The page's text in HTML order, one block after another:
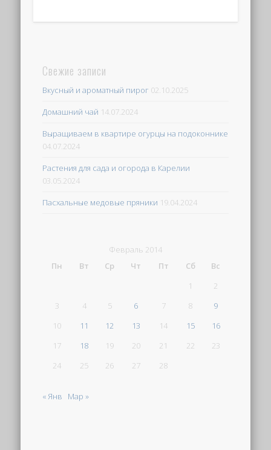
Свежие записи
Вкусный и ароматный пирог 02.10.2025
Домашний чай 14.07.2024
Выращиваем в квартире огурцы на подоконнике
04.07.2024
Растения для сада и огорода в Карелии
03.05.2024
Пасхальные медовые пряники 19.04.2024
Февраль 2014
Пн
Вт Ср Чт Пт Сб
Вс
1
2
3
4 5 6 7 8
9
10
11 12 13 14 15
16
17
18 19 20 21 22
23
24
25 26 27 28
« Янв Мар »